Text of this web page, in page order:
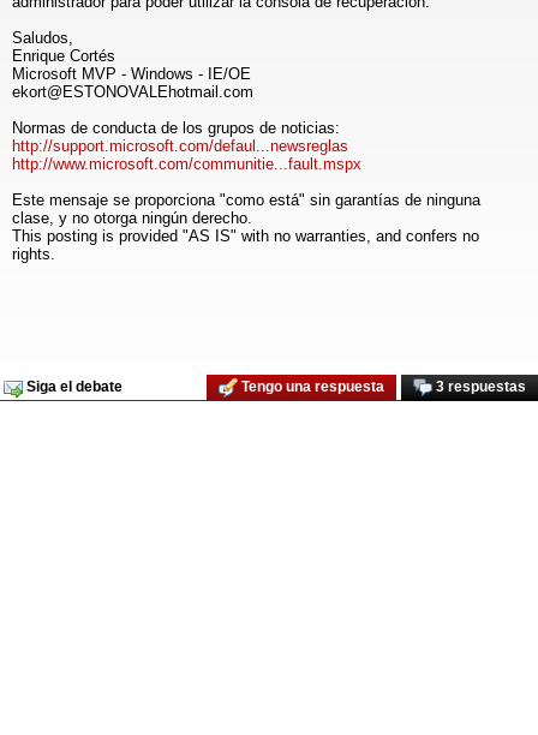
Saludos,
Enrique Cortés
Microsoft MVP - Windows - IE/OE
ekort@ESTONOVALEhotmail.com
Normas de conducta de los grupos de noticias:
http://support.microsoft.com/defaul...newsreglas
http://www.microsoft.com/communitie...fault.mspx
Este mensaje se proporciona "como está" sin garantías de ninguna
clase, y no otorga ningún derecho.
This posting is provided "AS IS" with no warranties, and confers no
rights.
Siga el debate 3 respuestas
Tengo una respuesta